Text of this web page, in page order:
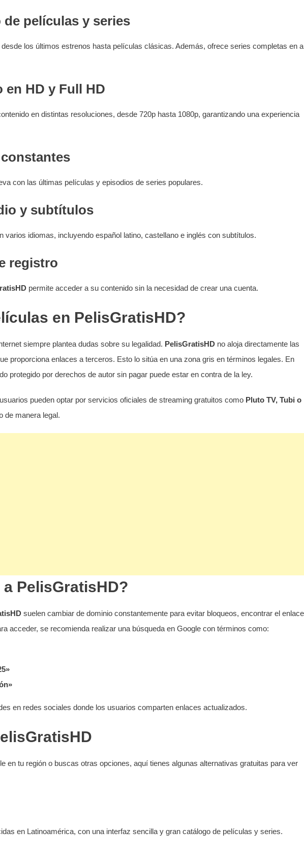
películas y series
los últimos estrenos hasta películas clásicas. Además, ofrece series completas en
en HD y Full HD
en distintas resoluciones, desde 720p hasta 1080p, garantizando una experiencia
con las últimas películas y episodios de series populares.
y subtítulos
varios idiomas, incluyendo español latino, castellano e inglés con subtítulos.
registro
permite acceder a su contenido sin la necesidad de crear una cuenta.
en PelisGratisHD?
siempre plantea dudas sobre su legalidad. PelisGratisHD no aloja directamente las
proporciona enlaces a terceros. Esto lo sitúa en una zona gris en términos legales. En
protegido por derechos de autor sin pagar puede estar en contra de la ley.
pueden optar por servicios oficiales de streaming gratuitos como Pluto TV, Tubi o
de manera legal.
PelisGratisHD?
suelen cambiar de dominio constantemente para evitar bloqueos, encontrar el enlace
acceder, se recomienda realizar una búsqueda en Google con términos como:
en redes sociales donde los usuarios comparten enlaces actualizados.
en tu región o buscas otras opciones, aquí tienes algunas alternativas gratuitas para ver
en Latinoamérica, con una interfaz sencilla y gran catálogo de películas y series.